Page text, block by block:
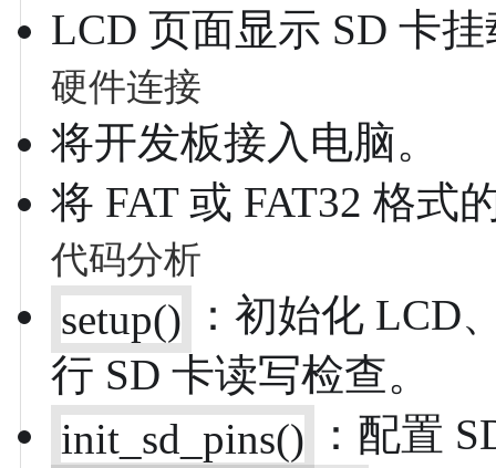
LCD 页面显示 SD 卡
硬件连接
将开发板接入电脑。
将 FAT 或 FAT32 格式
代码分析
setup()
：初始化 LCD
行 SD 卡读写检查。
init_sd_pins()
：配置